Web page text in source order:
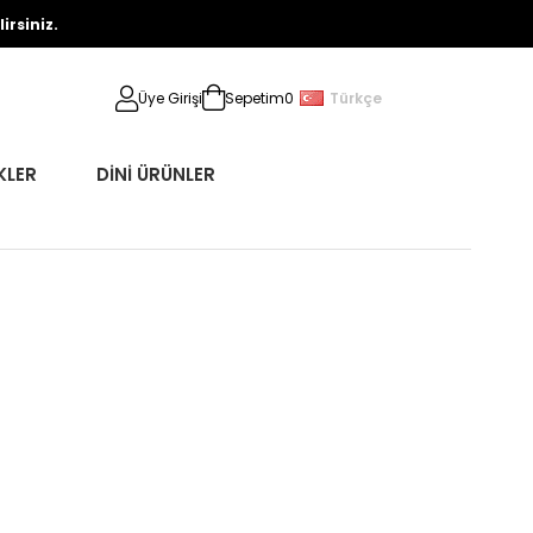
Üye Girişi Sepetim0 Türkçe
DİNİ ÜRÜNLER